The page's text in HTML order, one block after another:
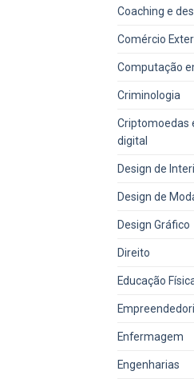
Coaching e
Comércio
Computação
Criminologia
Criptomoedas
digital
Design de
Design de
Design Gráfico
Direito
Educação
Enfermagem
Engenharias